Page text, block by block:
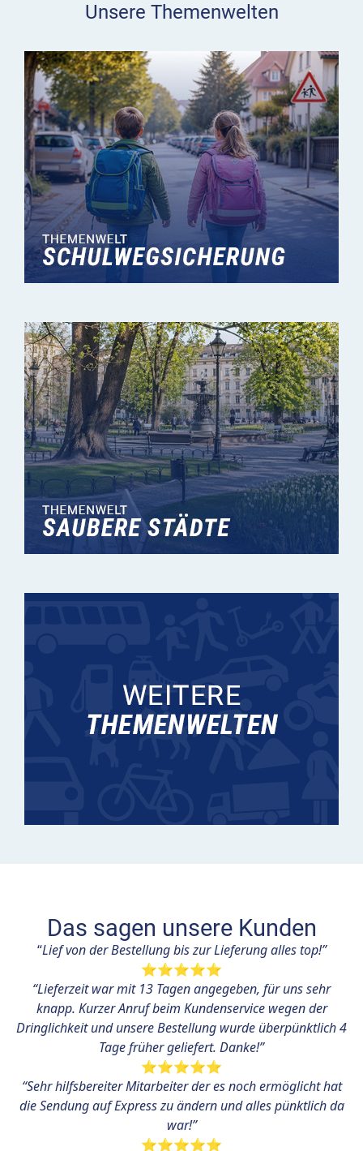
Unsere Themenwelten
Das sagen unsere Kunden
“Lief von der Bestellung bis zur Lieferung alles top!”
⭐⭐⭐⭐⭐
“Lieferzeit war mit 13 Tagen angegeben, für uns sehr
knapp. Kurzer Anruf beim Kundenservice wegen der
Dringlichkeit und unsere Bestellung wurde überpünktlich 4
Tage früher geliefert. Danke!”
⭐⭐⭐⭐⭐
“Sehr hilfsbereiter Mitarbeiter der es noch ermöglicht hat
die Sendung auf Express zu ändern und alles pünktlich da
war!”
⭐⭐⭐⭐⭐